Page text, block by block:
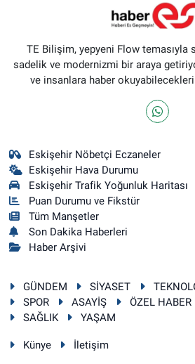
TE Bilişim, yepyeni Flow temasıyla
sadelik ve modernizmi bir araya
ve insanlara haber
Eskişehir Nöbetçi Eczaneler
Eskişehir Hava Durumu
Eskişehir Trafik Yoğunluk Haritası
Puan Durumu ve Fikstür
Tüm Manşetler
Son Dakika Haberleri
Haber Arşivi
GÜNDEM SİYASET
SPOR
ASAYİŞ ÖZEL HABER
SAĞLIK
YAŞAM
Künye İletişim